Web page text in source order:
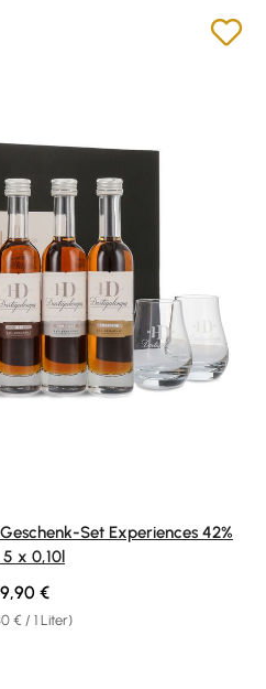
Set Experiences 42%
5 x 0,10l
€ / 1 Liter)
Preis:
€